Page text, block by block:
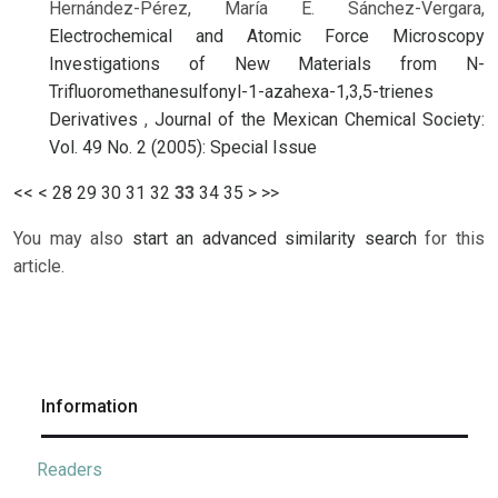
Hernández-Pérez, María E. Sánchez-Vergara,
Electrochemical and Atomic Force Microscopy
Investigations of New Materials from N-
Trifluoromethanesulfonyl-1-azahexa-1,3,5-trienes
Derivatives , Journal of the Mexican Chemical Society:
Vol. 49 No. 2 (2005): Special Issue
<< < 28 29 30 31 32 33 34 35 > >>
You may also start an advanced similarity searchfor this
article.
Information
Readers